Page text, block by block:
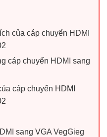
của cáp chuyển HDMI
cáp chuyển HDMI sang
cáp chuyển HDMI
sang VGA VegGieg